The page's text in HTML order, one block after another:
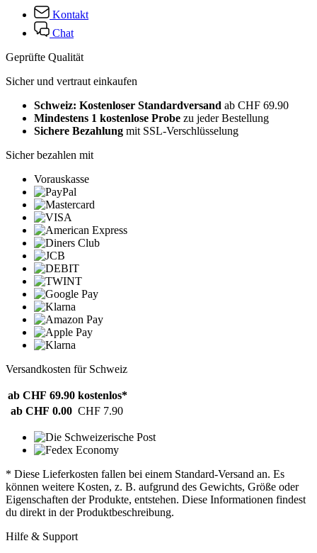
Kontakt
Chat
Geprüfte Qualität
Sicher und vertraut einkaufen
Schweiz: Kostenloser Standardversand ab CHF 69.90
Mindestens 1 kostenlose Probe zu jeder Bestellung
Sichere Bezahlung mit SSL-Verschlüsselung
Sicher bezahlen mit
Vorauskasse
Versandkosten für Schweiz
ab CHF 69.90 kostenlos*
ab CHF 0.00 CHF 7.90
* Diese Lieferkosten fallen bei einem Standard-Versand an. Es
können weitere Kosten, z. B. aufgrund des Gewichts, Größe oder
Eigenschaften der Produkte, entstehen. Diese Informationen findest
du direkt in der Produktbeschreibung.
Hilfe & Support